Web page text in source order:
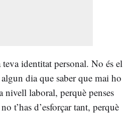
identitat personal. No és el
dia que saber que mai ho
nivell laboral, perquè penses
t’has d’esforçar tant, perquè